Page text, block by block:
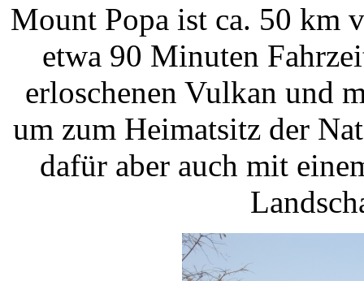
Mount Popa ist ca. 50 km
etwa 90 Minuten
erloschenen Vulkan und
um zum Heimatsitz der
dafür aber auch mit